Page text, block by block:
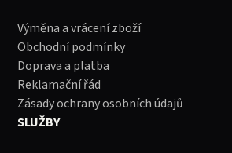
Výměna a vrácení zboží
Obchodní podmínky
Doprava a platba
Reklamační řád
Zásady ochrany osobních údajů
SLUŽBY